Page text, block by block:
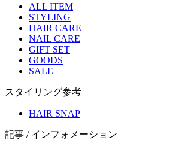
ALL ITEM
STYLING
HAIR CARE
NAIL CARE
GIFT SET
GOODS
SALE
スタイリング参考
HAIR SNAP
記事 / インフォメーション